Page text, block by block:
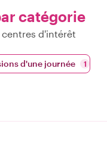
catégorie
d'intérêt
d'une journée 1